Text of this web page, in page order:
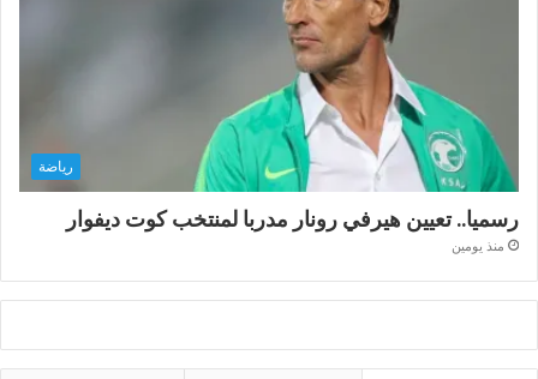
رياضة
رسميا.. تعيين هيرفي رونار مدربا لمنتخب كوت ديفوار
منذ يومين